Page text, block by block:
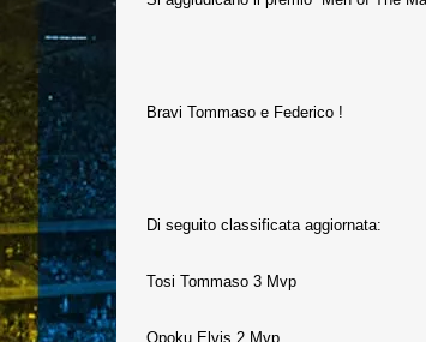
Bravi Tommaso e Federico !
Di seguito classificata aggiornata:
Tosi Tommaso 3 Mvp
Opoku Elvis 2 Mvp